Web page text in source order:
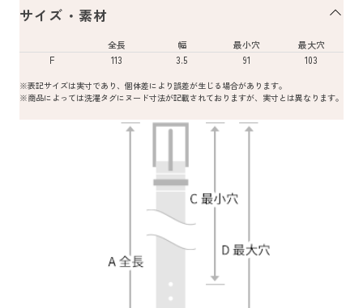
サイズ・素材
全長 幅 最小穴
最大穴
F
113 3.5 91 103
※表記サイズは実寸であり、個体差により誤差が生じる場合があります。
※商品によっては洗濯タグにヌード寸法が記載されておりますが、実寸とは異なります。